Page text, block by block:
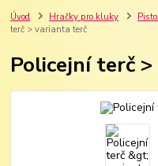
Úvod Hračky pro kluky
terč > varianta terč
Policejní terč